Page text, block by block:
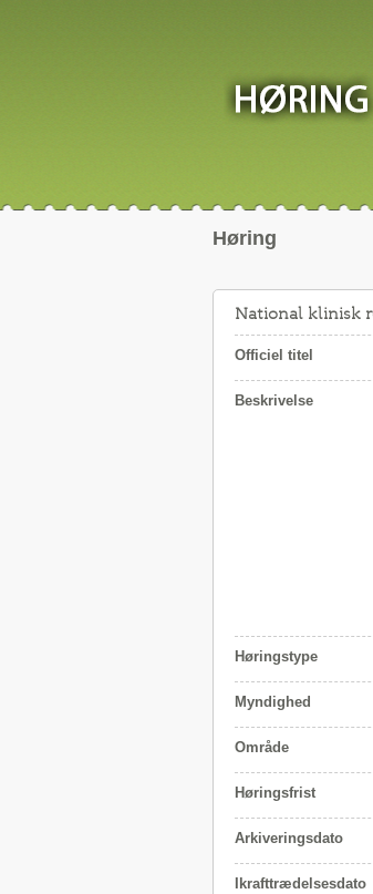
Høring
National klinisk
Officiel titel
Beskrivelse
Høringstype
Myndighed
Område
Høringsfrist
Arkiveringsdato
Ikrafttrædelsesdato